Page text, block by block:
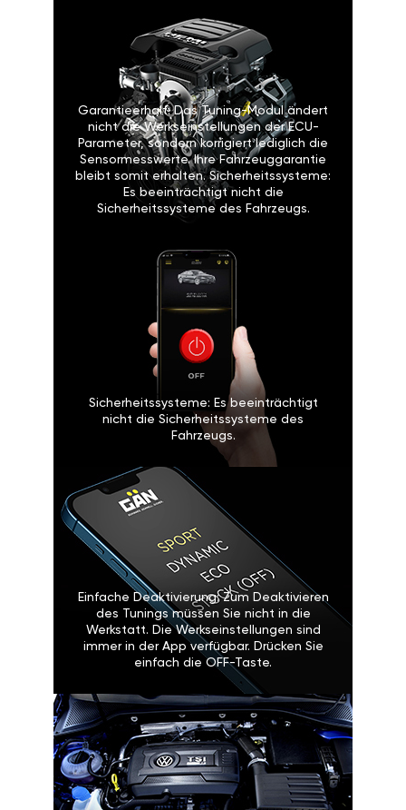
Garantieerhalt: Das Tuning-Modul ändert
nicht die Werkseinstellungen der ECU-
Parameter, sondern korrigiert lediglich die
Sensormesswerte. Ihre Fahrzeuggarantie
bleibt somit erhalten. Sicherheitssysteme:
Es beeinträchtigt nicht die
Sicherheitssysteme des Fahrzeugs.
Sicherheitssysteme: Es beeinträchtigt
nicht die Sicherheitssysteme des
Fahrzeugs.
Einfache Deaktivierung: Zum Deaktivieren
des Tunings müssen Sie nicht in die
Werkstatt. Die Werkseinstellungen sind
immer in der App verfügbar. Drücken Sie
einfach die OFF-Taste.